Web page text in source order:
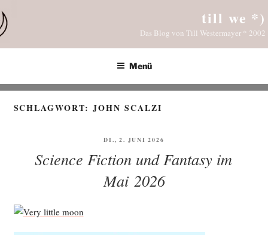
Inhalt
springen
till we *)
Das Blog von Till Westermayer * 2002
Menü
SCHLAGWORT:JOHN SCALZI
VERÖFFENTLICHT
DI., 2. JUNI 2026
Science Fiction und Fantasy im
Mai 2026